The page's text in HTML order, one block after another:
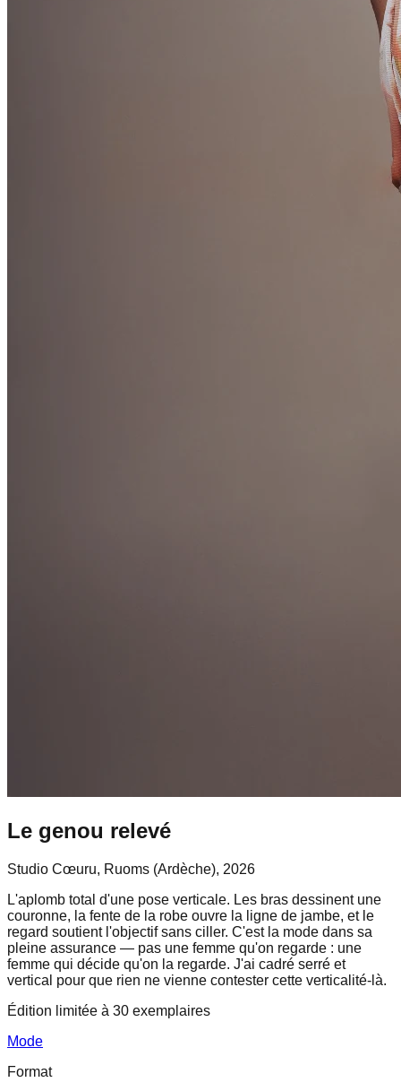
Le genou relevé
Studio Cœuru, Ruoms (Ardèche), 2026
L'aplomb total d'une pose verticale. Les bras dessinent une
couronne, la fente de la robe ouvre la ligne de jambe, et le
regard soutient l'objectif sans ciller. C'est la mode dans sa
pleine assurance — pas une femme qu'on regarde : une
femme qui décide qu'on la regarde. J'ai cadré serré et
vertical pour que rien ne vienne contester cette verticalité-là.
Édition limitée à 30 exemplaires
Mode
Format